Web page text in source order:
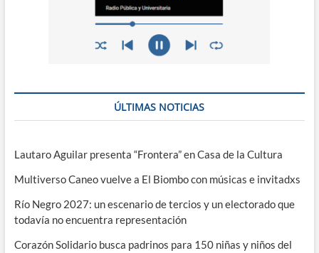
ÚLTIMAS NOTICIAS
Lautaro Aguilar presenta “Frontera” en Casa de la Cultura
Multiverso Caneo vuelve a El Biombo con músicas e invitadxs
Río Negro 2027: un escenario de tercios y un electorado que
todavía no encuentra representación
Corazón Solidario busca padrinos para 150 niñas y niños del